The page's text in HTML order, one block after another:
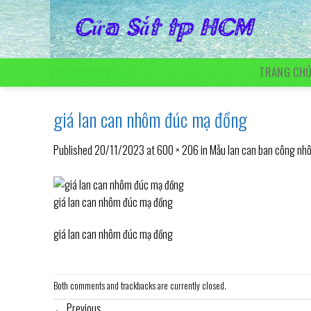
Skip
to
content
TRANG CHỦ
giá lan can nhôm đúc mạ đồng
Published20/11/2023at600 × 206inMẫu lan can ban công
giá lan can nhôm đúc mạ đồng
giá lan can nhôm đúc mạ đồng
Both comments and trackbacks are currently closed.